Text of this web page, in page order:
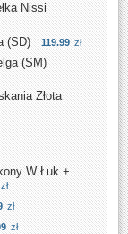
Nissi
(SD) 119.99 zł
(SM)
Złota
W Łuk +
zł
zł
zł